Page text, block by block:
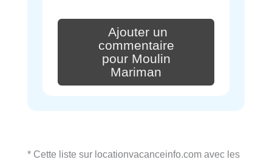
Ajouter un
commentaire
pour Moulin
Mariman
* Cette liste sur locationvacanceinfo.com avec les